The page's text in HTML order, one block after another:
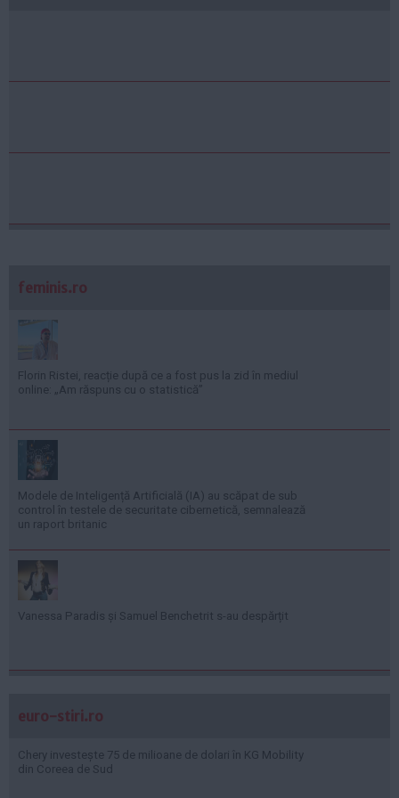
feminis.ro
Florin Ristei, reacție după ce a fost pus la zid în mediul
online: „Am răspuns cu o statistică”
Modele de Inteligență Artificială (IA) au scăpat de sub
control în testele de securitate cibernetică, semnalează
un raport britanic
Vanessa Paradis și Samuel Benchetrit s-au despărțit
euro-stiri.ro
Chery investește 75 de milioane de dolari în KG Mobility
din Coreea de Sud